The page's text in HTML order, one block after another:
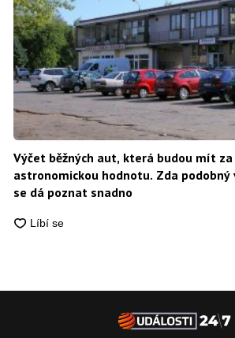
Výčet běžných aut, která budou mít
astronomickou hodnotu. Zda
se dá poznat snadno